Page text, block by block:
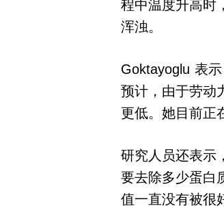
程中温度升高时
浑浊。
Goktayoglu 表
预计，由于劳动
更低。她目前正
研究人员还表示
要去除多少蛋白
值一直没有被很